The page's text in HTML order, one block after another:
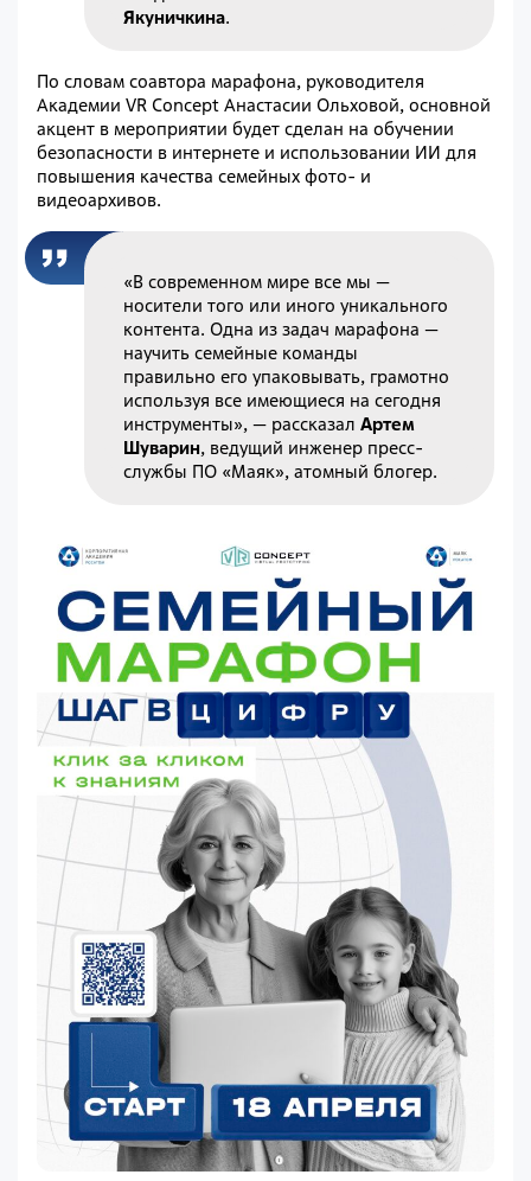
Якуничкина.
По словам соавтора марафона, руководителя
Академии VR Concept Анастасии Ольховой, основной
акцент в мероприятии будет сделан на обучении
безопасности в интернете и использовании ИИ для
повышения качества семейных фото- и
видеоархивов.
«В современном мире все мы —
носители того или иного уникального
контента. Одна из задач марафона —
научить семейные команды
правильно его упаковывать, грамотно
используя все имеющиеся на сегодня
инструменты», — рассказалАртем
Шуварин, ведущий инженер пресс-
службы ПО «Маяк», атомный блогер.